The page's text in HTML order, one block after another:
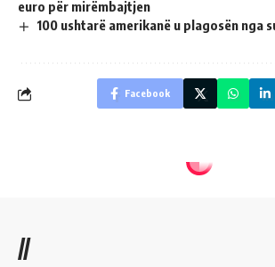
euro për mirëmbajtjen
100 ushtarë amerikanë u plagosën nga
Facebook
//